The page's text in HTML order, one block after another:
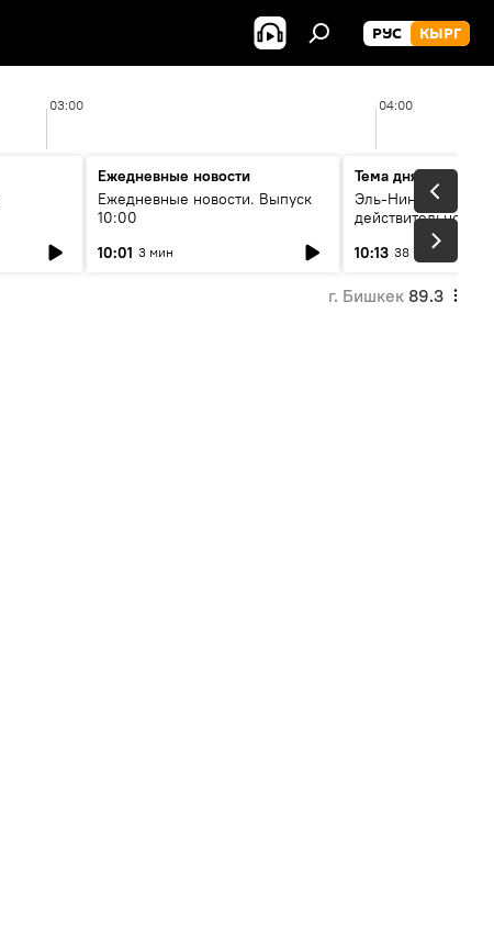
РУС КЫРГ
03:00 04:00
Ежедневные новости
Ежедневные новости. Выпуск
10:00
10:01 3 мин
Тема дня
Эль-Ниньо, жара и
действительно
погоду в
10:13 38 мин
г. Бишкек 89.3